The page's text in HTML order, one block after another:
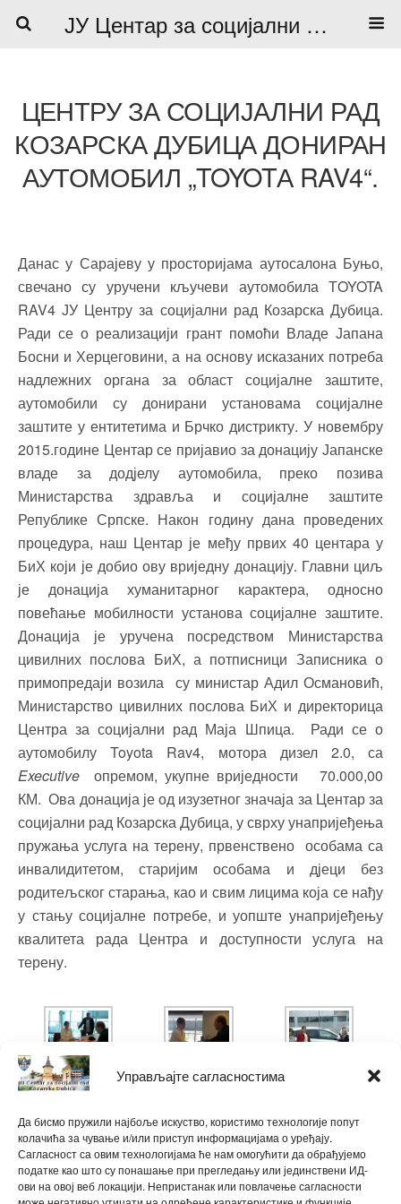
Управљајте сагласностима
Да бисмо пружили најбоље искуство, користимо технологије попут
колачића за чување и/или приступ информацијама о уређају.
Сагласност са овим технологијама ће нам омогућити да обрађујемо
податке као што су понашање при прегледању или јединствени ИД-
ови на овој веб локацији. Непристанак или повлачење сагласности
ЈУ Центар за социјални рад
ЦЕНТРУ ЗА СОЦИЈАЛНИ РАД
КОЗАРСКА ДУБИЦА ДОНИРАН
АУТОМОБИЛ „TOYOTА RAV4“.
Данас у Сарајеву у просторијама аутосалона Буњо,
свечано су уручени кључеви аутомобила ТOYOTA
RAV4 ЈУ Центру за социјални рад Козарска Дубица.
Ради се о реализацији грант помоћи Владе Јапана
Босни и Херцеговини, а на основу исказаних потреба
надлежних органа за област социјалне заштите,
аутомобили су донирани установама социјалне
заштите у ентитетима и Брчко дистрикту. У новембру
2015.године Центар се пријавио за донацију Јапанске
владе за додјелу аутомобила, преко позива
Министарства здравља и социјалне заштите
Републике Српске. Након годину дана проведених
процедура, наш Центар је међу првих 40 центара у
БиХ који је добио ову вриједну донацију. Главни циљ
је донација хуманитарног карактера, односно
повећање мобилности установа социјалне заштите.
Донација је уручена посредством Министарства
цивилних послова БиХ, а потписници Записника о
примопредаји возила су министар Адил Османовић,
Министарство цивилних послова БиХ и директорица
Центра за социјални рад Маја Шпица. Ради се о
аутомобилу Toyota Rav4, мотора дизел 2.0, са
Executive опремом, укупне вриједности
70.000,00
КМ. Ова донација је од изузетног значаја за Центар за
социјални рад Козарска Дубица, у сврху унапријеђења
пружања услуга на терену, првенствено особама са
инвалидитетом, старијим особама и дјеци без
родитељског старања, као и свим лицима која се нађу
у стању социјалне потребе, и уопште унапријеђењу
квалитета рада Центра и доступности услуга на
терену.